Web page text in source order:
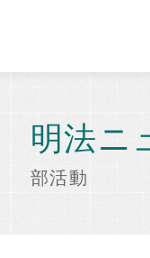
明法ニ
部活動